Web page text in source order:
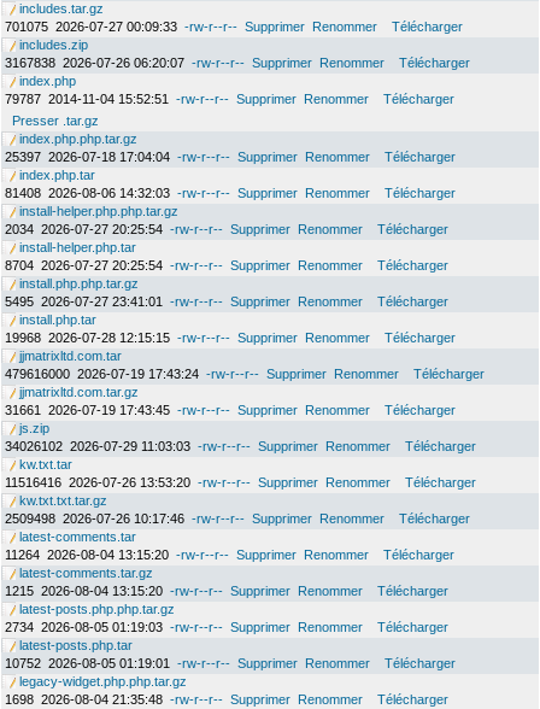
includes.tar.gz
701075 2026-07-27 00:09:33 -rw-r--r-- Supprimer Renommer
Télécharger
includes.zip
3167838 2026-07-26 06:20:07 -rw-r--r-- Supprimer Renommer
Télécharger
index.php
79787 2014-11-04 15:52:51 -rw-r--r-- Supprimer Renommer
Télécharger
Presser .tar.gz
index.php.php.tar.gz
25397 2026-07-18 17:04:04 -rw-r--r-- Supprimer Renommer
Télécharger
index.php.tar
81408 2026-08-06 14:32:03 -rw-r--r-- Supprimer Renommer
Télécharger
install-helper.php.php.tar.gz
2034 2026-07-27 20:25:54 -rw-r--r-- Supprimer Renommer
Télécharger
install-helper.php.tar
8704 2026-07-27 20:25:54 -rw-r--r-- Supprimer Renommer
Télécharger
install.php.php.tar.gz
5495 2026-07-27 23:41:01 -rw-r--r-- Supprimer Renommer
Télécharger
install.php.tar
19968 2026-07-28 12:15:15 -rw-r--r-- Supprimer Renommer
Télécharger
jjmatrixltd.com.tar
479616000 2026-07-19 17:43:24 -rw-r--r-- Supprimer Renommer
Télécharger
jjmatrixltd.com.tar.gz
31661
2026-07-19 17:43:45 -rw-r--r-- Supprimer Renommer
Télécharger
js.zip
34026102 2026-07-29 11:03:03 -rw-r--r-- Supprimer Renommer
Télécharger
kw.txt.tar
11516416 2026-07-26 13:53:20 -rw-r--r-- Supprimer Renommer
Télécharger
kw.txt.txt.tar.gz
2509498 2026-07-26 10:17:46 -rw-r--r-- Supprimer Renommer
Télécharger
latest-comments.tar
11264 2026-08-04 13:15:20 -rw-r--r-- Supprimer Renommer
Télécharger
latest-comments.tar.gz
1215 2026-08-04 13:15:20 -rw-r--r-- Supprimer Renommer
Télécharger
latest-posts.php.php.tar.gz
2734 2026-08-05 01:19:03 -rw-r--r-- Supprimer Renommer
Télécharger
latest-posts.php.tar
10752 2026-08-05 01:19:01 -rw-r--r-- Supprimer Renommer
Télécharger
legacy-widget.php.php.tar.gz
1698 2026-08-04 21:35:48 -rw-r--r-- Supprimer Renommer
Télécharger